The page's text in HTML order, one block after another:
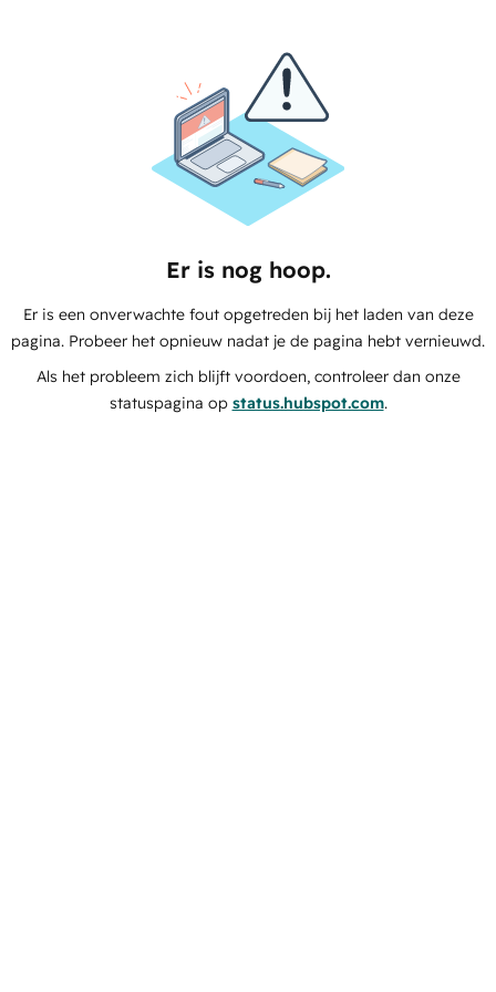
Er is nog hoop.
Er is een onverwachte fout opgetreden bij het laden van deze
pagina. Probeer het opnieuw nadat je de pagina hebt vernieuwd.
Als het probleem zich blijft voordoen, controleer dan onze
statuspagina op status.hubspot.com.